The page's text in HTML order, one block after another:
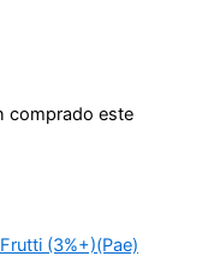
comprado este